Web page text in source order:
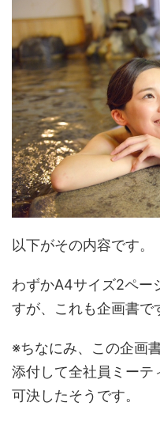
以下がその内容です。
わずかA4サイズ2ペー
すが、これも企画書で
※ちなにみ、この企画
添付して全社員ミーテ
可決したそうです。